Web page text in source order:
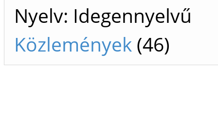
Nyelv: Idegennyelvű
Közlemények (46)